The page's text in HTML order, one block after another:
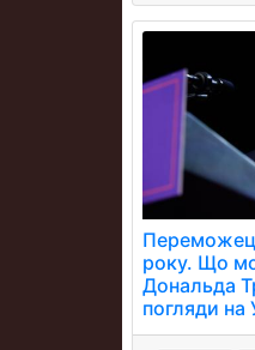
року. Що
Дональда
погляди на